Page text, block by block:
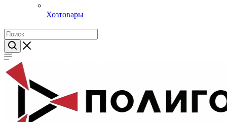
Хозтовары